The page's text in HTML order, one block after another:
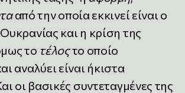
από την οποία εκκινεί είναι ο
και η κρίση της
το τέλοςτο οποίο
αναλύει είναι ήκιστα
οι βασικές συντεταγμένες της